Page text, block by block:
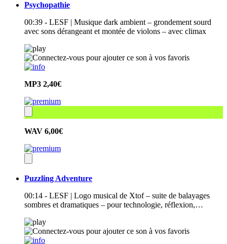
Psychopathie
00:39 - LESF | Musique dark ambient – grondement sourd
avec sons dérangeant et montée de violons – avec climax
MP3 2,40€
WAV 6,00€
Puzzling Adventure
00:14 - LESF | Logo musical de Xtof – suite de balayages
sombres et dramatiques – pour technologie, réflexion,…